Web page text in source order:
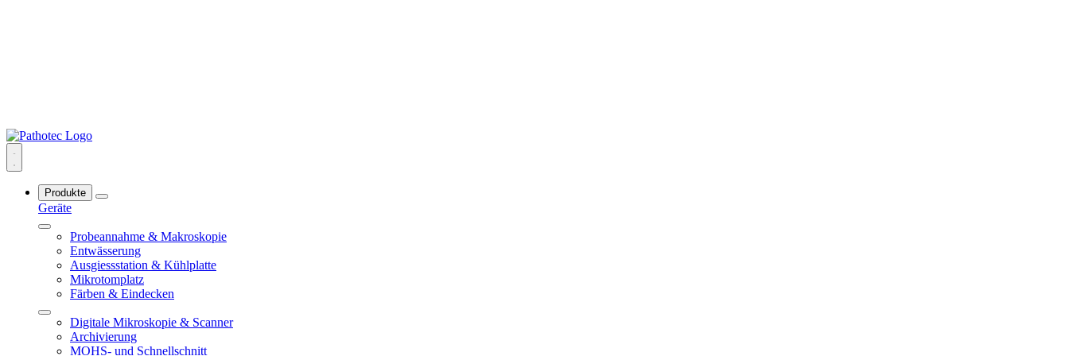
Produkte
Geräte
Probeannahme & Makroskopie
Entwässerung
Ausgiessstation & Kühlplatte
Mikrotomplatz
Färben & Eindecken
Digitale Mikroskopie & Scanner
Archivierung
MOHS- und Schnellschnitt